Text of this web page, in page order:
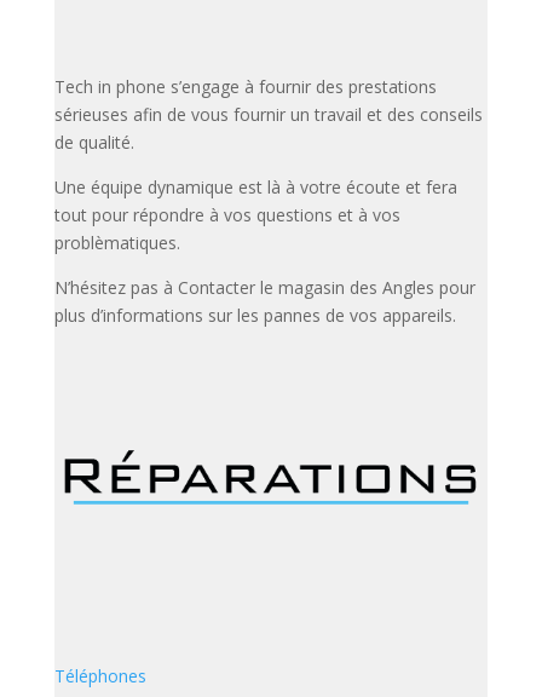
Tech in phone s’engage à fournir des prestations
sérieuses afin de vous fournir un travail et des conseils
de qualité.
Une équipe dynamique est là à votre écoute et fera
tout pour répondre à vos questions et à vos
problèmatiques.
N’hésitez pas à Contacter le magasin des Angles pour
plus d’informations sur les pannes de vos appareils.
Téléphones